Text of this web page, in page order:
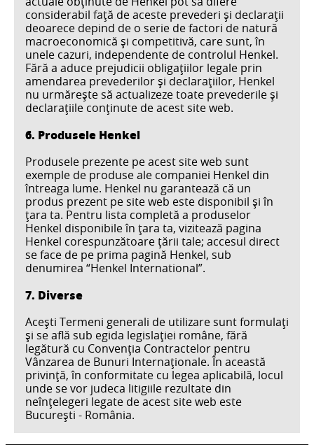
considerabil faţă de aceste prevederi şi declaraţii
deoarece depind de o serie de factori de natură
macroeconomică şi competitivă, care sunt, în
unele cazuri, independente de controlul Henkel.
Fără a aduce prejudicii obligaţiilor legale prin
amendarea prevederilor şi declaraţiilor, Henkel
nu urmăreşte să actualizeze toate prevederile şi
declaraţiile conţinute de acest site web.
6. Produsele Henkel
Produsele prezente pe acest site web sunt
exemple de produse ale companiei Henkel din
întreaga lume. Henkel nu garantează că un
produs prezent pe site web este disponibil şi în
ţara ta. Pentru lista completă a produselor
Henkel disponibile în ţara ta, vizitează pagina
Henkel corespunzătoare ţării tale; accesul direct
se face de pe prima pagină Henkel, sub
denumirea “Henkel International”.
7. Diverse
Aceşti Termeni generali de utilizare sunt formulaţi
şi se află sub egida legislației române, fără
legătură cu Convenţia Contractelor pentru
Vânzarea de Bunuri Internaţionale. În această
privinţă, în conformitate cu legea aplicabilă, locul
unde se vor judeca litigiile rezultate din
neînţelegeri legate de acest site web este
București - România.